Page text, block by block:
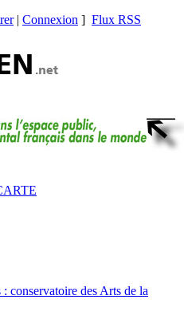
| Connexion ] Flux RSS
: conservatoire des Arts de la